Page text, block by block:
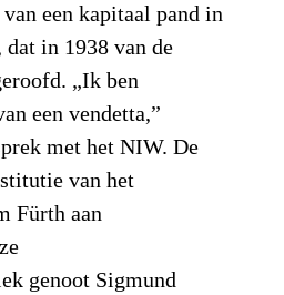
een kapitaal pand in
dat in 1938 van de
„Ik ben
een vendetta,”
met het NIW. De
van het
Fürth aan
genoot Sigmund